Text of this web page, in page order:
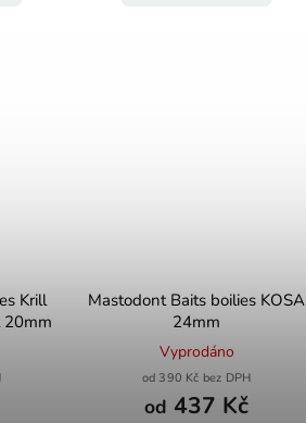
Krill
20mm
Mastodont Baits boilies KOSA
24mm
Vyprodáno
od 390 Kč bez DPH
od 437 Kč